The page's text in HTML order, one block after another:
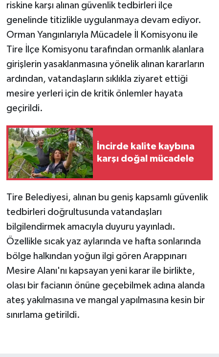
riskine karşı alınan güvenlik tedbirleri ilçe
genelinde titizlikle uygulanmaya devam ediyor.
Orman Yangınlarıyla Mücadele İl Komisyonu ile
Tire İlçe Komisyonu tarafından ormanlık alanlara
girişlerin yasaklanmasına yönelik alınan kararların
ardından, vatandaşların sıklıkla ziyaret ettiği
mesire yerleri için de kritik önlemler hayata
geçirildi.
İncirde kalite kaybına
karşı doğal mücadele
Tire Belediyesi, alınan bu geniş kapsamlı güvenlik
tedbirleri doğrultusunda vatandaşları
bilgilendirmek amacıyla duyuru yayınladı.
Özellikle sıcak yaz aylarında ve hafta sonlarında
bölge halkından yoğun ilgi gören Arappınarı
Mesire Alanı'nı kapsayan yeni karar ile birlikte,
olası bir facianın önüne geçebilmek adına alanda
ateş yakılmasına ve mangal yapılmasına kesin bir
sınırlama getirildi.